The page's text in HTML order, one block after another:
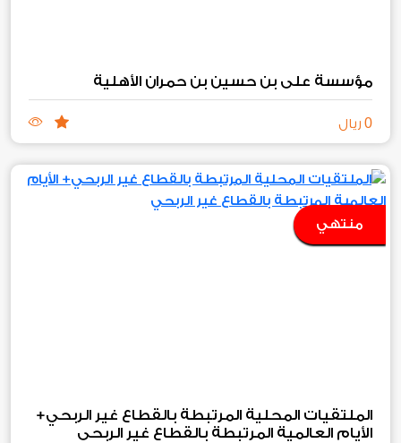
مؤسسة علي بن حسين بن حمران الأهلية
0 ريال
منتهي
الملتقيات المحلية المرتبطة بالقطاع غير الربحي+
الأيام العالمية المرتبطة بالقطاع غير الربحي